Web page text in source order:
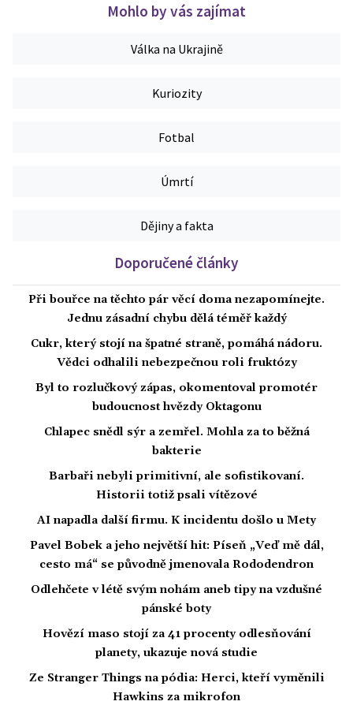
Mohlo by vás zajímat
Válka na Ukrajině
Kuriozity
Fotbal
Úmrtí
Dějiny a fakta
Doporučené články
Při bouřce na těchto pár věcí doma nezapomínejte.
Jednu zásadní chybu dělá téměř každý
Cukr, který stojí na špatné straně, pomáhá nádoru.
Vědci odhalili nebezpečnou roli fruktózy
Byl to rozlučkový zápas, okomentoval promotér
budoucnost hvězdy Oktagonu
Chlapec snědl sýr a zemřel. Mohla za to běžná
bakterie
Barbaři nebyli primitivní, ale sofistikovaní.
Historii totiž psali vítězové
AI napadla další firmu. K incidentu došlo u Mety
Pavel Bobek a jeho největší hit: Píseň „Veď mě dál,
cesto má“ se původně jmenovala Rododendron
Odlehčete v létě svým nohám aneb tipy na vzdušné
pánské boty
Hovězí maso stojí za 41 procenty odlesňování
planety, ukazuje nová studie
Ze Stranger Things na pódia: Herci, kteří vyměnili
Hawkins za mikrofon